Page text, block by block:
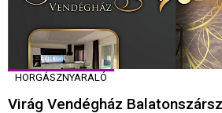
HORGÁSZNYARALÓ
Virág Vendégház